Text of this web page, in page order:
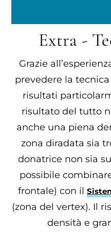
Extra -
Grazie
prevedere la
risultati
risultato del tutto
anche una piena
zona diradata sia
donatrice non sia
possibile
frontale) con il
(zona del vertex). Il
densità e